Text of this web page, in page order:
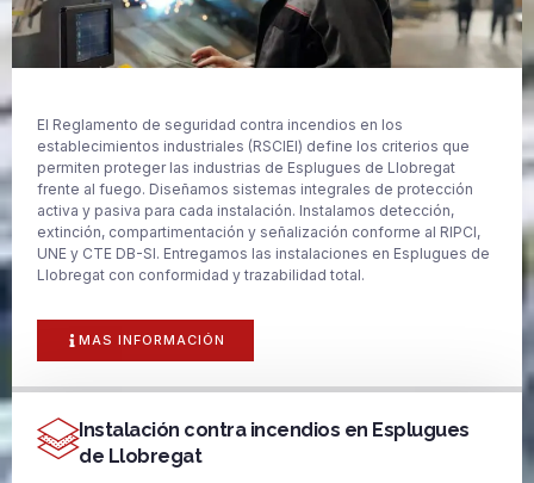
El Reglamento de seguridad contra incendios en los
establecimientos industriales (RSCIEI) define los criterios que
permiten proteger las industrias de Esplugues de Llobregat
frente al fuego. Diseñamos sistemas integrales de protección
activa y pasiva para cada instalación. Instalamos detección,
extinción, compartimentación y señalización conforme al RIPCI,
UNE y CTE DB-SI. Entregamos las instalaciones en Esplugues de
Llobregat con conformidad y trazabilidad total.
MAS INFORMACIÓN
Instalación contra incendios en Esplugues
de Llobregat